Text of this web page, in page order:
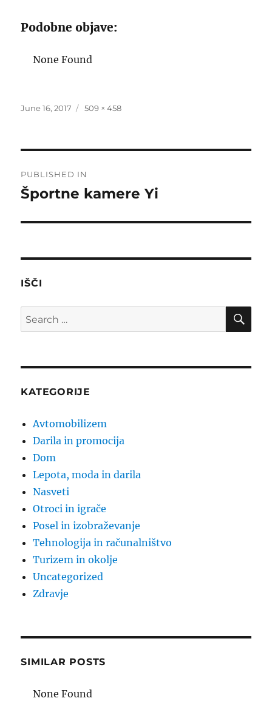
Podobne objave:
None Found
Posted
June 16, 2017
Full
509 × 458
navigation
PUBLISHED IN
Športne kamere Yi
IŠČI
Search
for:
KATEGORIJE
Avtomobilizem
Darila in promocija
Dom
Lepota, moda in darila
Nasveti
Otroci in igrače
Posel in izobraževanje
Tehnologija in računalništvo
Turizem in okolje
Uncategorized
Zdravje
SIMILAR POSTS
None Found